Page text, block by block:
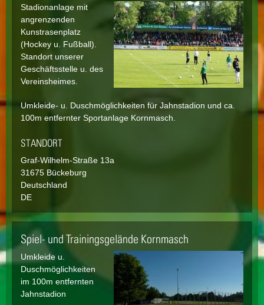
Stadionanlage mit
angrenzenden
Kunstrasenplatz
(Hockey u. Fußball).
Standort unserer
Geschäftsstelle u. des
Vereinsheimes.
Umkleide- u. Duschmöglichkeiten für Jahnstadion und ca.
100m entfernter Sportanlage Kornmasch.
STANDORT
Graf-Wilhelm-Straße 13a
31675 Bückeburg
Deutschland
DE
Spiel- und Trainingsgelände Kornmasch
Umkleide u.
Duschmöglichkeiten
im 100m entfernten
Jahnstadion